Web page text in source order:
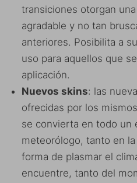
transiciones otorgan
agradable y no tan
anteriores. Posibilita a
uso para aquellos que
aplicación.
Nuevos skins: las
ofrecidas por los
se convierta en todo un
meteorólogo, tanto en
forma de plasmar el
encuentre, tanto del